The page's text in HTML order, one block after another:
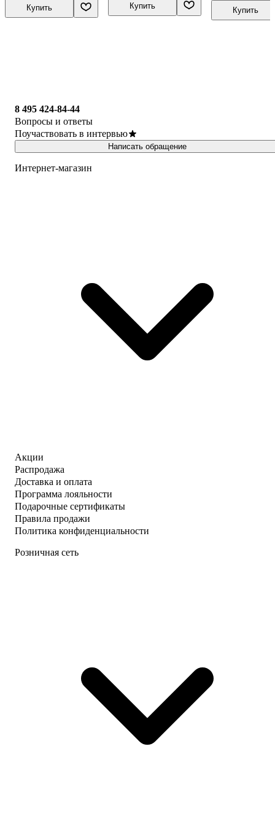
Купить Купить
"Русский язык.
В двух частях"
Купить
8 495 424-84-44
Вопросы и ответы
Поучаствовать в интервью
Написать обращение
Интернет-магазин
Акции
Распродажа
Доставка и оплата
Программа лояльности
Подарочные сертификаты
Правила продажи
Политика конфиденциальности
Розничная сеть